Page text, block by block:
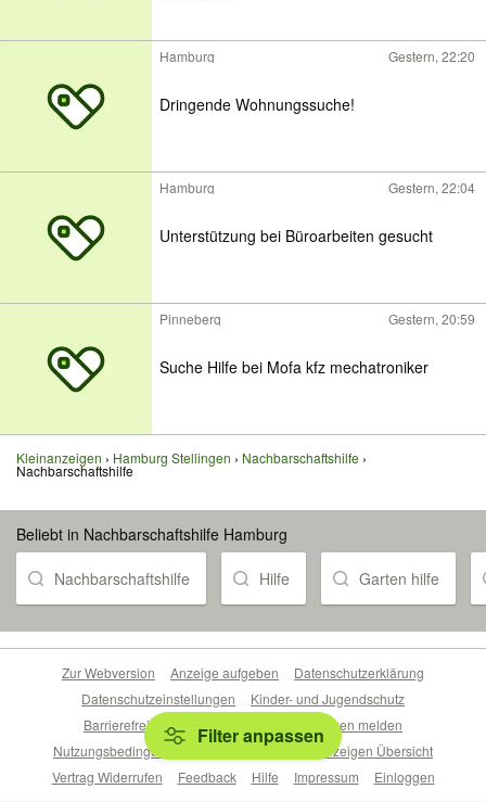
Hamburg Gestern, 22:20
Dringende Wohnungssuche!
Hamburg Gestern, 22:04
Unterstützung bei Büroarbeiten gesucht
Pinneberg Gestern, 20:59
Suche Hilfe bei Mofa kfz mechatroniker
Kleinanzeigen Hamburg Stellingen Nachbarschaftshilfe
Nachbarschaftshilfe
Beliebt in Nachbarschaftshilfe Hamburg
Nachbarschaftshilfe Hilfe Garten hilfe
Filter anpassen
Zur Webversion Anzeige aufgeben
Datenschutzerklärung
Datenschutzeinstellungen
Kinder- und Jugendschutz
Barrierefreiheitserklärung
Sicherheitslücken melden
Nutzungsbedingungen
Beliebte Suchen
Anzeigen Übersicht
Vertrag Widerrufen
Feedback Hilfe Impressum Einloggen